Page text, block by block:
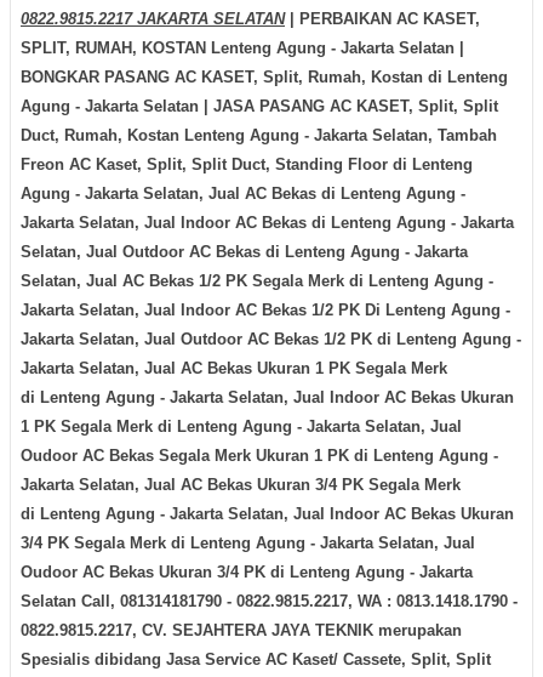
0822.9815.2217 JAKARTA SELATAN| PERBAIKAN AC KASET,
SPLIT, RUMAH, KOSTAN Lenteng Agung - Jakarta Selatan |
BONGKAR PASANG AC KASET, Split, Rumah, Kostan di Lenteng
Agung - Jakarta Selatan | JASA PASANG AC KASET, Split, Split
Duct, Rumah, Kostan Lenteng Agung - Jakarta Selatan, Tambah
Freon AC Kaset, Split, Split Duct, Standing Floor di Lenteng
Agung - Jakarta Selatan, Jual AC Bekas di Lenteng Agung -
Jakarta Selatan, Jual Indoor AC Bekas di Lenteng Agung - Jakarta
Selatan, Jual Outdoor AC Bekas di Lenteng Agung - Jakarta
Selatan, Jual AC Bekas 1/2 PK Segala Merk di Lenteng Agung -
Jakarta Selatan, Jual Indoor AC Bekas 1/2 PK Di Lenteng Agung -
Jakarta Selatan, Jual Outdoor AC Bekas 1/2 PK di Lenteng Agung -
Jakarta Selatan, Jual AC Bekas Ukuran 1 PK Segala Merk
di Lenteng Agung - Jakarta Selatan, Jual Indoor AC Bekas Ukuran
1 PK Segala Merk di Lenteng Agung - Jakarta Selatan, Jual
Oudoor AC Bekas Segala Merk Ukuran 1 PK di Lenteng Agung -
Jakarta Selatan, Jual AC Bekas Ukuran 3/4 PK Segala Merk
di Lenteng Agung - Jakarta Selatan, Jual Indoor AC Bekas Ukuran
3/4 PK Segala Merk di Lenteng Agung - Jakarta Selatan, Jual
Oudoor AC Bekas Ukuran 3/4 PK di Lenteng Agung - Jakarta
Selatan Call, 081314181790 - 0822.9815.2217, WA : 0813.1418.1790 -
0822.9815.2217, CV. SEJAHTERA JAYA TEKNIK merupakan
Spesialis dibidang Jasa Service AC Kaset/ Cassete, Split, Split